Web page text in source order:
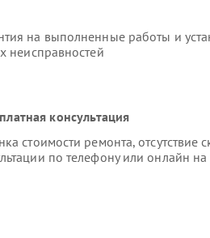
на выполненные работы и
неисправностей
консультация
стоимости ремонта, отсутствие
по телефону или онлайн на